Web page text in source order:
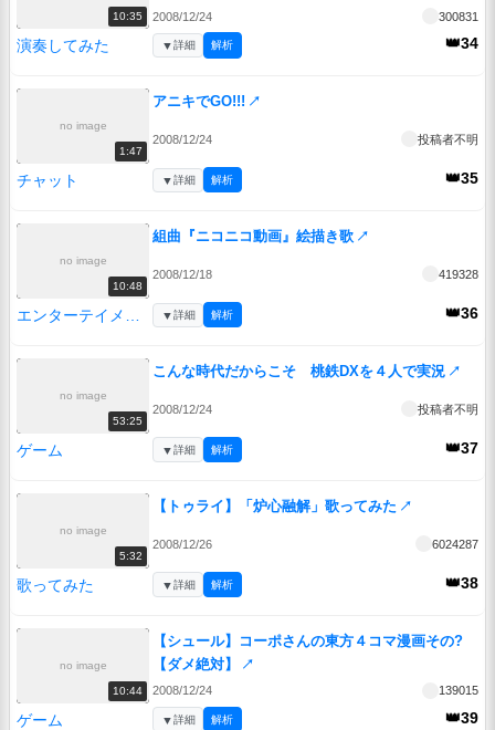
10:35 2008/12/24 300831
演奏してみた 👑34
▼詳細 解析
no image
1:47
アニキでGO!!! ↗
2008/12/24 投稿者不明
チャット 👑35
▼詳細 解析
no image
10:48
組曲『ニコニコ動画』絵描き歌 ↗
2008/12/18 419328
👑36
▼詳細 解析
no image
53:25
こんな時代だからこそ 桃鉄DXを４人で実況 ↗
2008/12/24 投稿者不明
ゲーム 👑37
▼詳細 解析
no image
5:32
【トゥライ】「炉心融解」歌ってみた ↗
2008/12/26 6024287
歌ってみた 👑38
▼詳細 解析
no image
10:44
【シュール】コーポさんの東方４コマ漫画その?
【ダメ絶対】
↗
2008/12/24 139015
ゲーム 👑39
▼詳細 解析